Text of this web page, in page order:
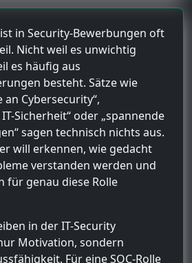
in Security-Bewerbungen oft
Nicht weil es unwichtig
es häufig aus
besteht. Sätze wie
Cybersecurity“,
Sicherheit“ oder „spannende
sagen technisch nichts aus.
will erkennen, wie gedacht
verstanden werden und
für genau diese Rolle
in der IT-Security
Motivation, sondern
Für eine SOC-Rolle